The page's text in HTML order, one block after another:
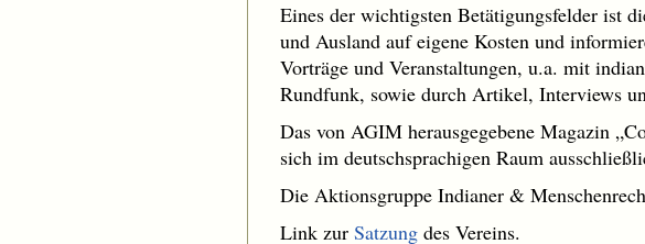
Eines der wichtigsten Betätigungsfelder ist
und Ausland auf eigene Kosten und
Vorträge und Veranstaltungen, u.a. mit
Rundfunk, sowie durch Artikel, Interviews
Das von AGIM herausgegebene Magazin
sich im deutschsprachigen Raum
Die Aktionsgruppe Indianer &
Link zurSatzung des Vereins.